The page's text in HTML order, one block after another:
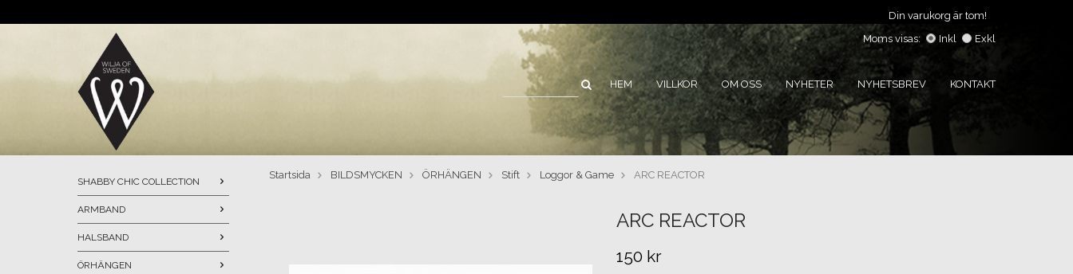
Din varukorg är tom!
Moms visas:
Inkl Exkl
HEM VILLKOR OM OSS NYHETER NYHETSBREV KONTAKT
SHABBY CHIC COLLECTION
ARMBAND
HALSBAND
ÖRHÄNGEN
Startsida BILDSMYCKEN ÖRHÄNGEN Stift Loggor & Game ARC REACTOR
ARC REACTOR
150 kr